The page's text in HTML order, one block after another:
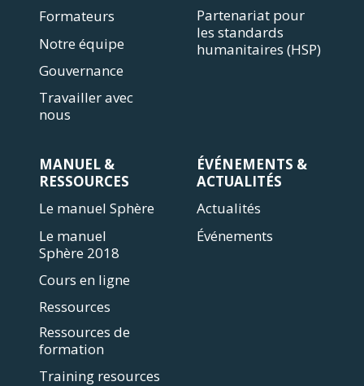
Formateurs
Notre équipe
Gouvernance
Travailler avec
nous
Partenariat pour
les standards
humanitaires (HSP)
MANUEL &
RESSOURCES
Le manuel Sphère
Le manuel
Sphère 2018
Cours en ligne
Ressources
Ressources de
formation
Training resources
ÉVÉNEMENTS &
ACTUALITÉS
Actualités
Événements